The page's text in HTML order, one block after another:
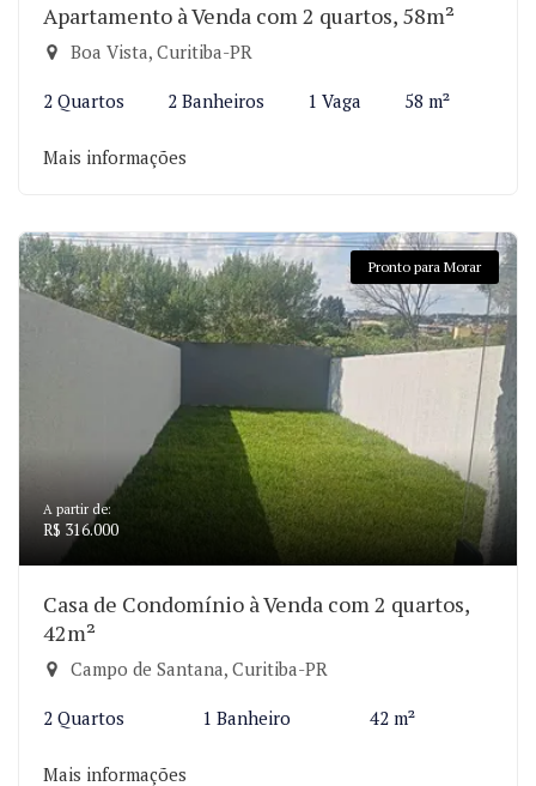
Apartamento à Venda com 2 quartos, 58m²
Boa Vista, Curitiba-PR
2 Quartos 2 Banheiros 1 Vaga 58 m²
Mais informações
Pronto para Morar
A partir de:
R$ 316.000
Casa de Condomínio à Venda com 2 quartos,
42m²
Campo de Santana, Curitiba-PR
2 Quartos 1 Banheiro 42 m²
Mais informações